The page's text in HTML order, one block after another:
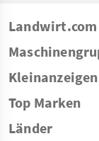
Landwirt.com
Kleinanzeigen
Top Marken
Länder